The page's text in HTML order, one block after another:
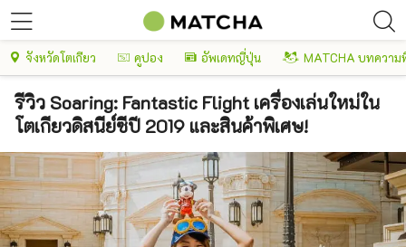
จังหวัดโตเกียว คูปอง อัพเดทญี่ปุ่น MATCHA บทความ
รีวิว Soaring: Fantastic Flight เครื่องเล่นใหม่ใน
โตเกียวดิสนีย์ซีปี 2019 และสินค้าพิเศษ!